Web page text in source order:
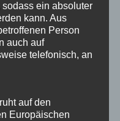
Buddha bringt
inklusive!
ein absoluter
kann. Aus
Person
auch auf
telefonisch, an
auf den
Europäischen